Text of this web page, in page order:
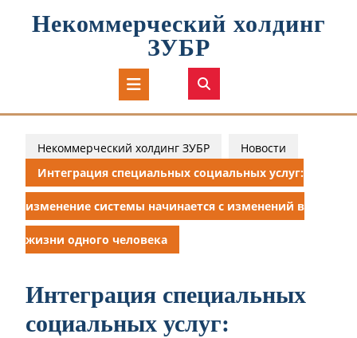
Некоммерческий холдинг
ЗУБР
Кнопка
Открыть
Некоммерческий холдинг ЗУБР
Новости
Интеграция специальных социальных услуг:
изменение системы начинается с изменений в
жизни одного человека
Интеграция специальных
социальных услуг: